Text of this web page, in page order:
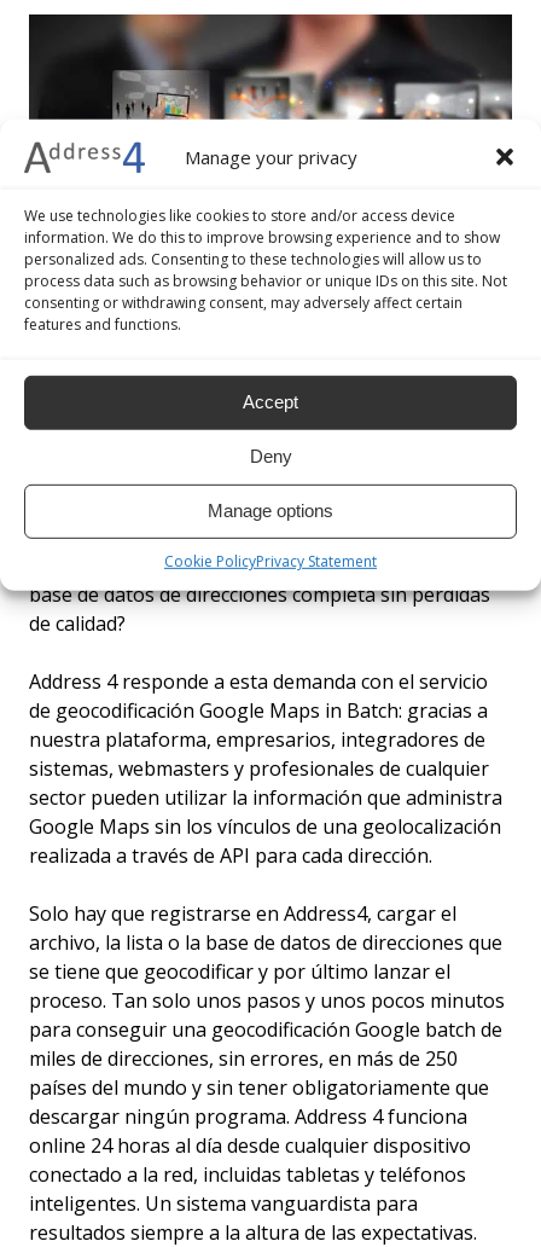
Manage your privacy
We use technologies like cookies to store and/or access device
information. We do this to improve browsing experience and to show
personalized ads. Consenting to these technologies will allow us to
process data such as browsing behavior or unique IDs on this site. Not
consenting or withdrawing consent, may adversely affect certain
features and functions.
Accept
Deny
Manage options
Cookie PolicyPrivacy Statement
Conseguir las coordinadas geográficas de una o
varias direcciones es una operación útil en muchos
ámbitos de negocios, de la entrega a domicilio de
productos o material informativo a la elaboración de
perfiles de la clientela potencial para acciones de
marketing. Pero, ¿cómogeolocalizar in batch
base de datos de direcciones completa sin pérdidas
de calidad?
Address 4 responde a esta demanda con el servicio
de geocodificación Google Maps in Batch: gracias a
nuestra plataforma, empresarios, integradores de
sistemas, webmasters y profesionales de cualquier
sector pueden utilizar la información que administra
Google Maps sin los vínculos de una geolocalización
realizada a través de API para cada dirección.
Solo hay que registrarse en Address4, cargar el
archivo, la lista o la base de datos de direcciones que
se tiene que geocodificar y por último lanzar el
proceso. Tan solo unos pasos y unos pocos minutos
para conseguir una geocodificación Google batch de
miles de direcciones, sin errores, en más de 250
países del mundo y sin tener obligatoriamente que
descargar ningún programa. Address 4 funciona
online 24 horas al día desde cualquier dispositivo
conectado a la red, incluidas tabletas y teléfonos
inteligentes. Un sistema vanguardista para
resultados siempre a la altura de las expectativas.